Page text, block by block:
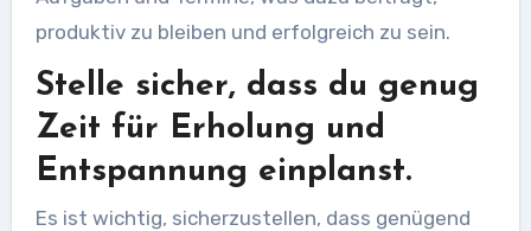
produktiv zu bleiben und erfolgreich zu sein.
Stelle sicher, dass du genug
Zeit für Erholung und
Entspannung einplanst.
Es ist wichtig, sicherzustellen, dass genügend